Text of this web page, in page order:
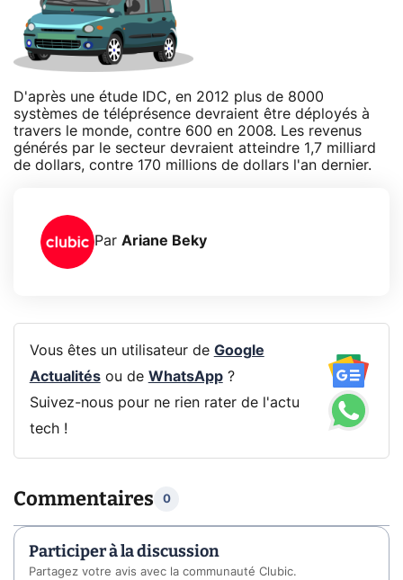
D'après une étude IDC, en 2012 plus de 8000
systèmes de téléprésence devraient être déployés à
travers le monde, contre 600 en 2008. Les revenus
générés par le secteur devraient atteindre 1,7 milliard
de dollars, contre 170 millions de dollars l'an dernier.
Par Ariane Beky
Vous êtes un utilisateur de Google
Actualitésou de WhatsApp?
Suivez-nous pour ne rien rater de l'actu
tech !
Commentaires 0
Participer à la discussion
Partagez votre avis avec la communauté Clubic.